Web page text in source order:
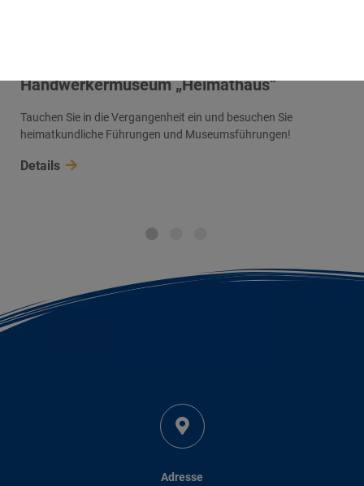
Handwerkermuseum „Heimathaus“
Tauchen Sie in die Vergangenheit ein und besuchen Sie
heimatkundliche Führungen und Museumsführungen!
Details
Adresse